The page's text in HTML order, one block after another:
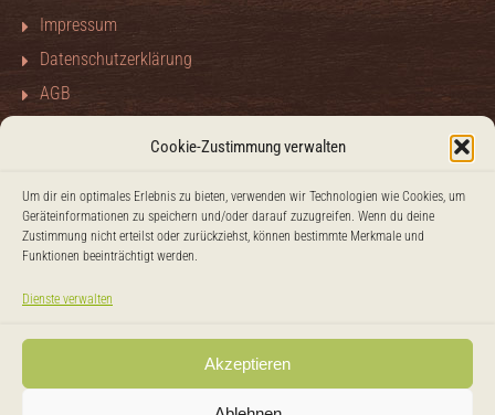
Cookie-Zustimmung verwalten
Um dir ein optimales Erlebnis zu bieten, verwenden wir Technologien wie Cookies, um
Geräteinformationen zu speichern und/oder darauf zuzugreifen. Wenn du deine
Zustimmung nicht erteilst oder zurückziehst, können bestimmte Merkmale und
Funktionen beeinträchtigt werden.
Dienste verwalten
Akzeptieren
Impressum
Datenschutzerklärung
AGB
Besuchen Sie uns auch auf:
Instagram